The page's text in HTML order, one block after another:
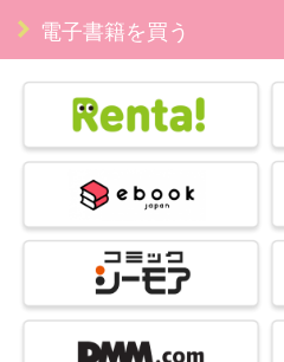
電子書籍を買う